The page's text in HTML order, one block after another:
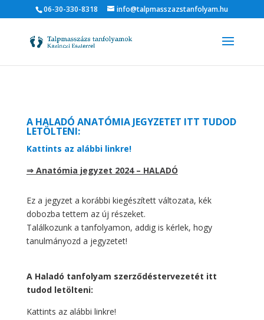
06-30-330-8318 info@talpmasszazstanfolyam.hu
A HALADÓ ANATÓMIA JEGYZETET ITT TUDOD
LETÖLTENI:
Kattints az alábbi linkre!
⇒ Anatómia jegyzet 2024 – HALADÓ
Ez a jegyzet a korábbi kiegészített változata, kék
dobozba tettem az új részeket.
Találkozunk a tanfolyamon, addig is kérlek, hogy
tanulmányozd a jegyzetet!
A Haladó tanfolyam szerződéstervezetét itt
tudod letölteni:
Kattints az alábbi linkre!